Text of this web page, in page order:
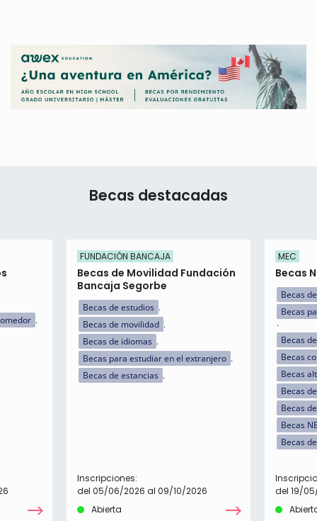
Becas destacadas
FUNDACIÓN BANCAJA
Becas de Movilidad Fundación
Bancaja Segorbe
Becas de estudios
Becas de movilidad
Becas de idiomas
Becas para estudiar en el extranjero
Becas de estancias
Inscripciones:
del 05/06/2026 al 09/10/2026
Abierta
MEC
Becas
Becas
Becas
Becas
Becas
Becas
Becas
Becas
Becas
Becas
del 19/